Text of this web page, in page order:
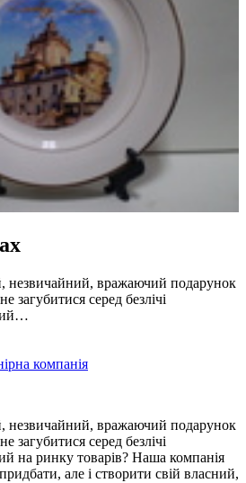
незвичайний, вражаючий подарунок
загубитися серед безлічі
компанія
незвичайний, вражаючий подарунок
загубитися серед безлічі
на ринку товарів? Наша компанія
але і створити свій власний,